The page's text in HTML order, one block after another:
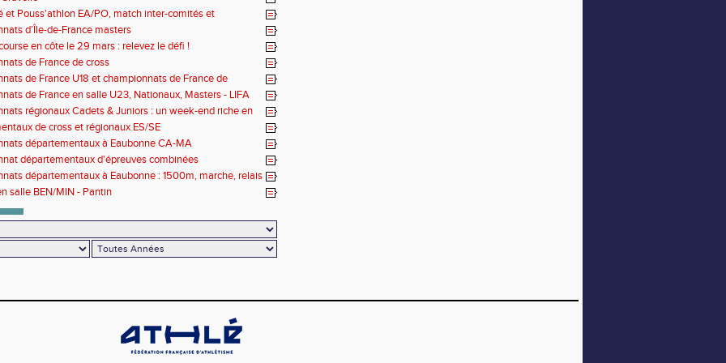
et Pouss'athlon EA/PO, match inter-comités et
LIFA épreuves combinées BE/MI
d’Île-de-France masters
en côte le 29 mars : relevez le défi !
de France de cross
de France U18 et championnats de France de
de France en salle U23, Nationaux, Masters - LIFA
régionaux Cadets & Juniors : un week-end riche en
avant le Meeting de Paris
de cross et régionaux ES/SE
départementaux à Eaubonne CA-MA
départementaux d'épreuves combinées
départementaux à Eaubonne : 1500m, marche, relais
salle BEN/MIN - Pantin